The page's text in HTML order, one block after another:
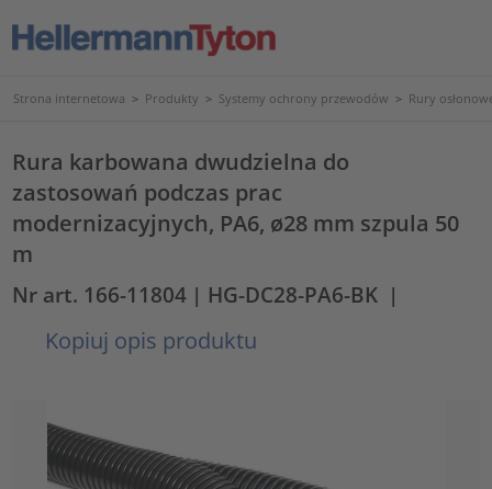
Strona internetowa > Produkty > Systemy ochrony przewodów > Rury
Rura karbowana dwudzielna do
zastosowań podczas prac
modernizacyjnych, PA6, ø28 mm szpula 50
m
Nr art. 166-11804 | HG-DC28-PA6-BK |
Kopiuj opis produktu